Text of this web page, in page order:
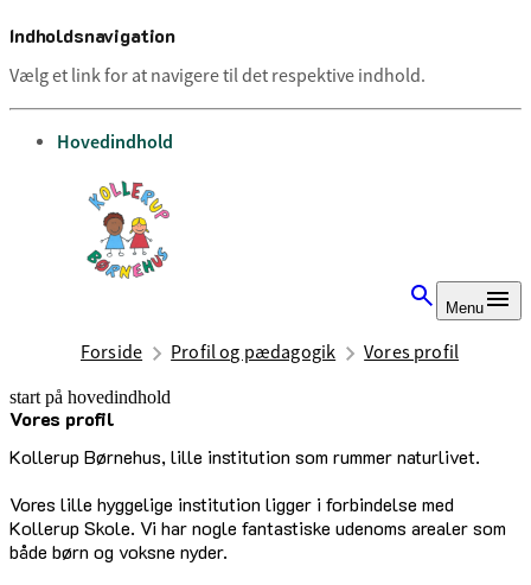
Indholdsnavigation
Vælg et link for at navigere til det respektive indhold.
gå til
Hovedindhold
Menu
Forside Profil og pædagogik Vores profil
start på hovedindhold
Vores profil
Kollerup Børnehus, lille institution som rummer naturlivet.
Vores lille hyggelige institution ligger i forbindelse med
Kollerup Skole. Vi har nogle fantastiske udenoms arealer som
både børn og voksne nyder.
senest opdateret 28. april 2026